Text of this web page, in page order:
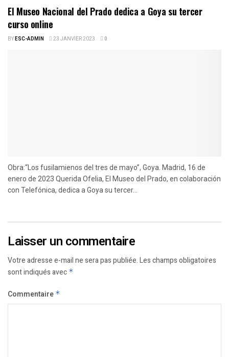
El Museo Nacional del Prado dedica a Goya su tercer
curso online
BYESC-ADMIN 23 JANVIER 2023 0
Obra:“Los fusilamienos del tres de mayo”, Goya. Madrid, 16 de
enero de 2023 Querida Ofelia, El Museo del Prado, en colaboración
con Telefónica, dedica a Goya su tercer...
Laisser un commentaire
Votre adresse e-mail ne sera pas publiée.Les champs obligatoires
sont indiqués avec *
Commentaire *